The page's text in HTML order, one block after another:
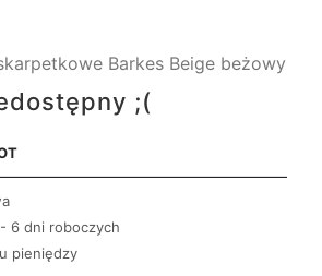
Barkes Beige beżowy
;(
6 dni roboczych
pieniędzy